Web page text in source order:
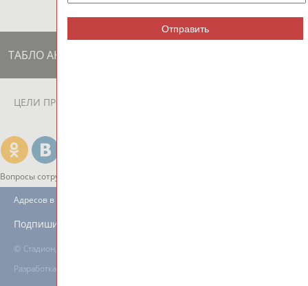
ТАБЛО АКТИВНОСТИ
ЦЕЛИ ПРОЕКТА
Вопросы сотрудничества и совместной деятельности
© Стадион, 1998-2026
Разработка и поддержка ООО НАИТ «Стадион»
Адресов в новостной рассылке: 996
Подпишись
Отправить